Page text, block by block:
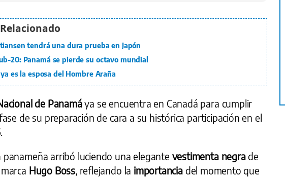
tendrá una dura prueba en Japón
20: Panamá se pierde su octavo mundial
es la esposa del Hombre Araña
de Panamáya se encuentra en Canadá para cumplir
de su preparación de cara a su histórica participación en el
.
panameña arribó luciendo una elegante vestimenta negra de
Hugo Boss, reflejando la importancia del momento que